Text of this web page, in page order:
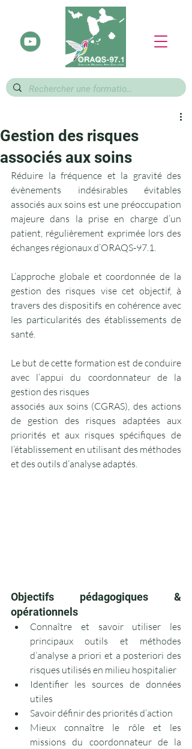
Gestion des risques
associés aux soins
Réduire la fréquence et la gravité des
évènements indésirables évitables
associés aux soins est une préoccupation
majeure dans la prise en charge d’un
patient, régulièrement exprimée lors des
échanges régionaux d’ORAQS-97.1.
L’approche globale et coordonnée de la
gestion des risques vise cet objectif, à
travers des dispositifs en cohérence avec
les particularités des établissements de
santé.
Le but de cette formation est de conduire
avec l’appui du coordonnateur de la
gestion des risques
associés aux soins (CGRAS), des actions
de gestion des risques adaptées aux
priorités et aux risques spécifiques de
l’établissement en utilisant des méthodes
et des outils d’analyse adaptés.
Objectifs pédagogiques &
opérationnels
Connaître et savoir utiliser les
principaux outils et méthodes
d’analyse a priori et a posteriori des
risques utilisés en milieu hospitalier
Identifier les sources de données
utiles
Savoir définir des priorités d’action
Mieux connaître le rôle et les
missions du coordonnateur de la